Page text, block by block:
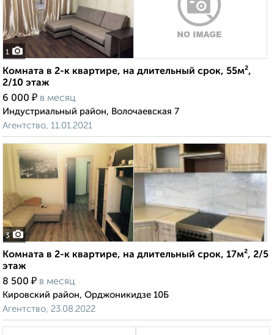
1
Комната в 2-к квартире, на длительный срок, 55м²,
2/10 этаж
6 000 ₽ в месяц
Индустриальный район, Волочаевская 7
Агентство, 11.01.2021
3
Комната в 2-к квартире, на длительный срок, 17м², 2/5
этаж
8 500 ₽ в месяц
Кировский район, Орджоникидзе 10Б
Агентство, 23.08.2022